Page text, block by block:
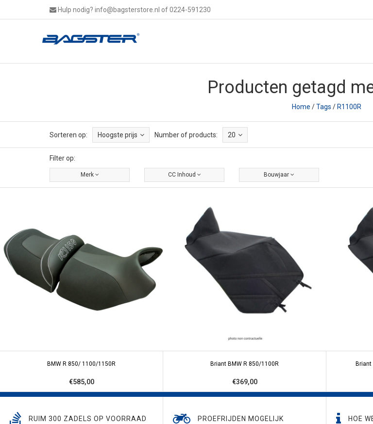
Hulp nodig? info@bagsterstore.nl of 0224-591230
Producten getagd
Home /Tags /R1100R
Sorteren op: Hoogste prijs Number of products: 20
Filter op:
Merk CC Inhoud Bouwjaar
BMW R 850/ 1100/1150R
€585,00
Briant BMW R 850/1100R
€369,00
Briant
RUIM 300 ZADELS OP VOORRAAD PROEFRIJDEN MOGELIJK HOE